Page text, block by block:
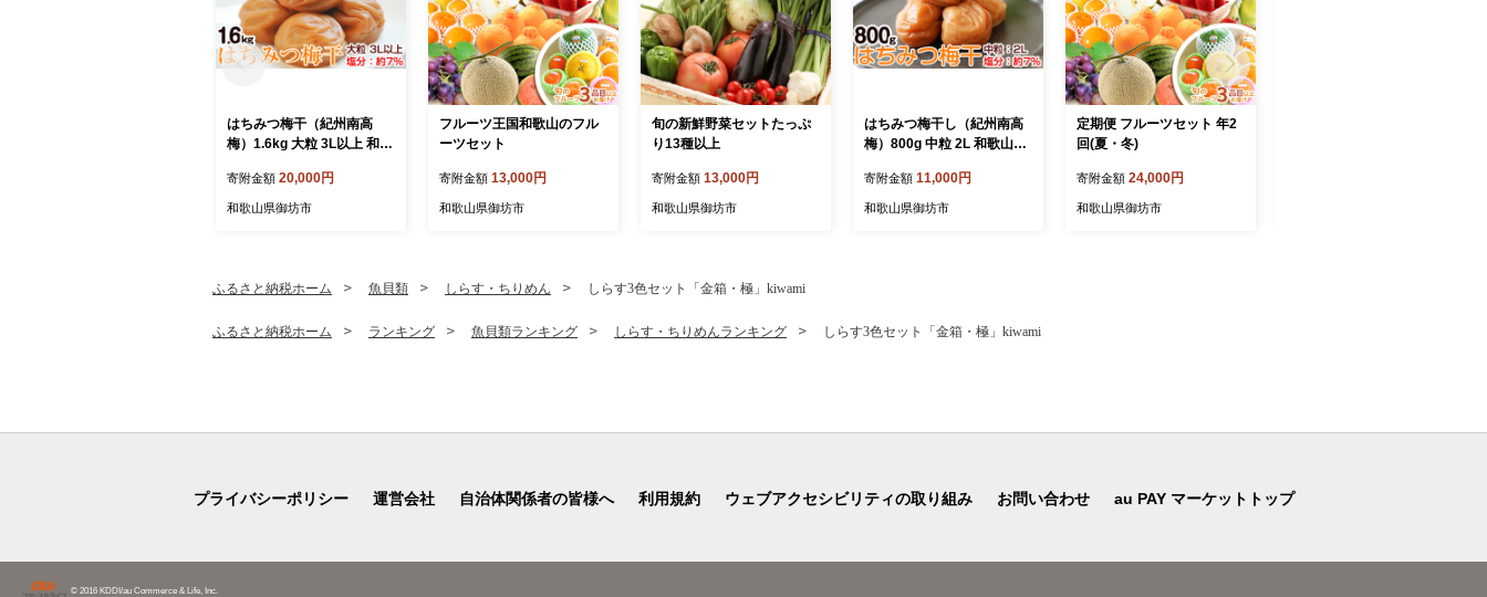
はちみつ梅干（紀州南高
梅）1.6kg 大粒 3L以上 和歌
寄附金額 20,000円
和歌山県御坊市
フルーツ王国和歌山のフル
ーツセット
寄附金額 13,000円
和歌山県御坊市
旬の新鮮野菜セットたっぷ
り13種以上
寄附金額 13,000円
和歌山県御坊市
はちみつ梅干し（紀州南高
梅）800g 中粒 2L 和歌山県
寄附金額 11,000円
和歌山県御坊市
定期便 フルーツセット 年2
回(夏・冬)
寄附金額 24,000円
和歌山県御坊市
ふるさと納税ホーム 魚貝類 しらす・ちりめん しらす3色セット「金箱・極」kiwami
ふるさと納税ホーム ランキング 魚貝類ランキング しらす・ちりめんランキング しらす3色セット「金箱・極」kiwami
プライバシーポリシー 運営会社 自治体関係者の皆様へ 利用規約 ウェブアクセシビリティの取り組み お問い合わせ au PAY マーケットトップ
© 2016 KDDI/au Commerce & Life, Inc.